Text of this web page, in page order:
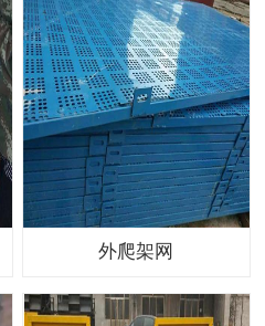
外爬架网